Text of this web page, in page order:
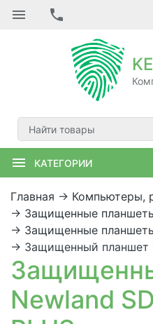
КАТЕГОРИИ
Главная → Компьютеры,
→ Защищенные
→ Защищенные
→ Защищенный планшет
Newland